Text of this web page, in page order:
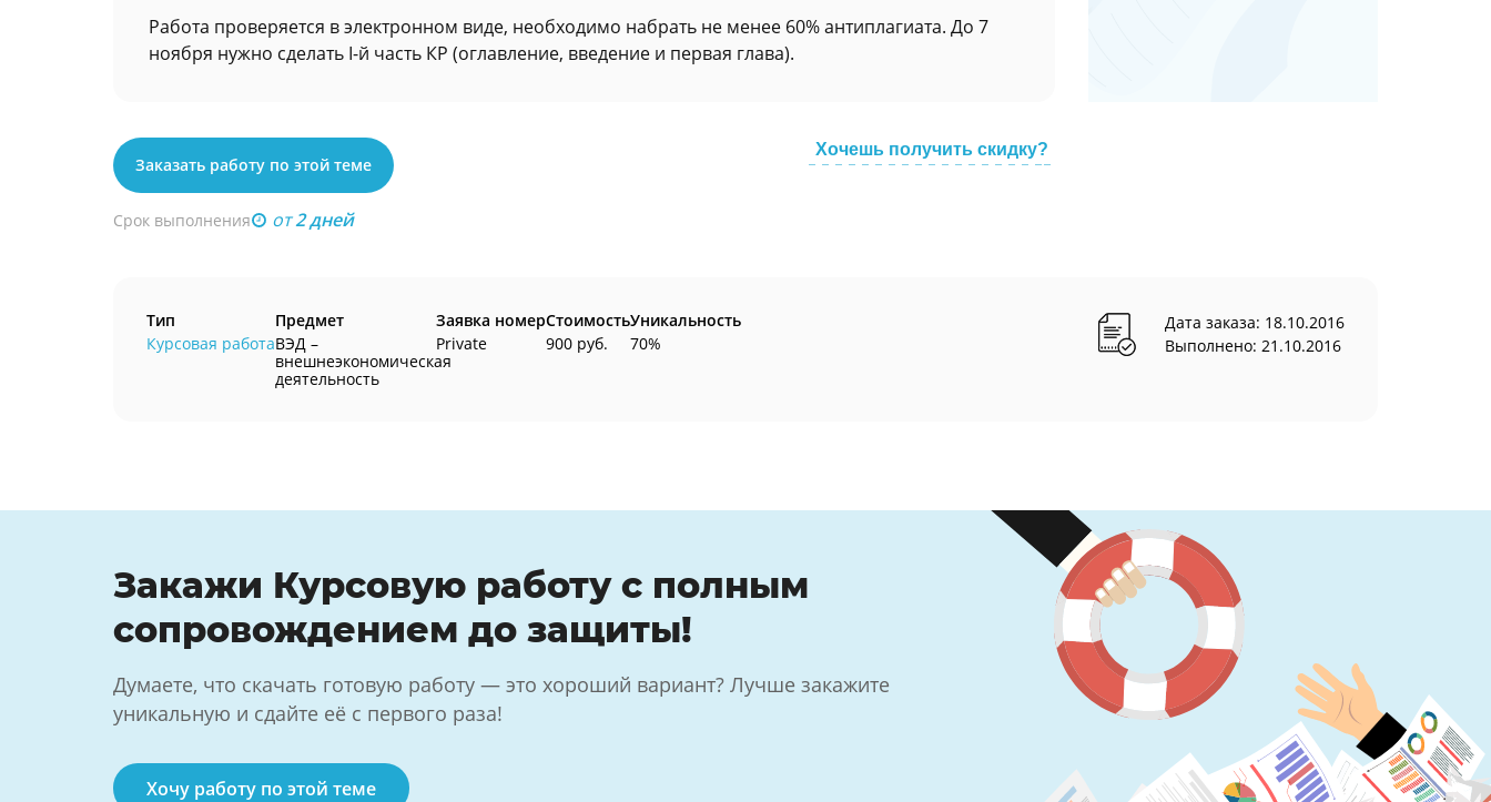
Работа проверяется в электронном виде, необходимо набрать не менее 60% антиплагиата. До 7
ноября нужно сделать I-й часть КР (оглавление, введение и первая глава).
Заказать работу по этой теме
Срок выполнения от2 дней
Хочешь получить скидку?
Тип
Курсовая работа
Предмет
ВЭД –
внешнеэкономическая
деятельность
Заявка номер
Private
Стоимость
900 руб.
Уникальность
70%
Дата заказа: 18.10.2016
Выполнено: 21.10.2016
Закажи Курсовую работу с полным
сопровождением до защиты!
Думаете, что скачать готовую работу — это хороший вариант? Лучше закажите
уникальную и сдайте её с первого раза!
Хочу работу по этой теме